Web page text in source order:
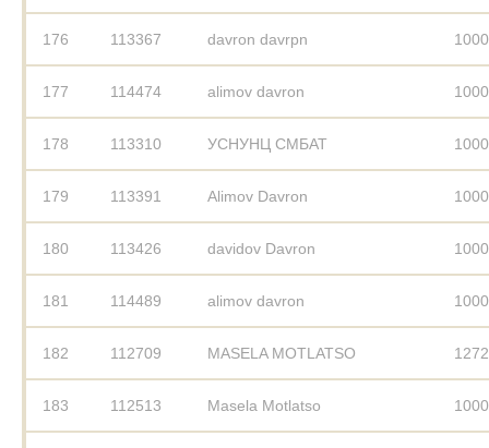
176 113367 davron davrpn
177 114474 alimov davron
178 113310 УСНУНЦ СМБАТ
179 113391 Alimov Davron
180 113426 davidov Davron
181 114489 alimov davron
182 112709 MASELA MOTLATSO
183 112513 Masela Motlatso